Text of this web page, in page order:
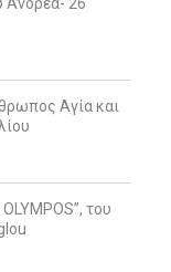
Αγία και
του